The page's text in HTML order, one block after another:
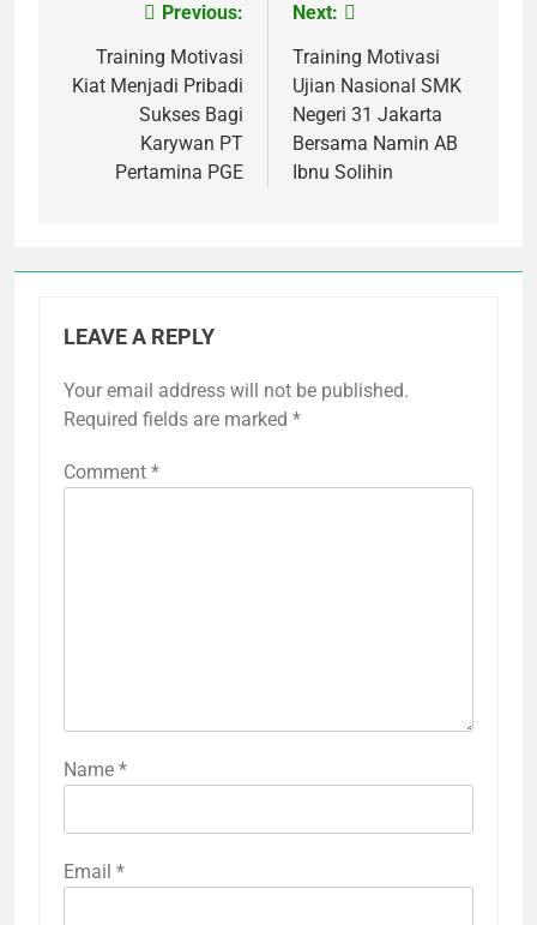
navigation
Previous:
Training Motivasi
Kiat Menjadi Pribadi
Sukses Bagi
Karywan PT
Pertamina PGE
Next:
Training Motivasi
Ujian Nasional SMK
Negeri 31 Jakarta
Bersama Namin AB
Ibnu Solihin
LEAVE A REPLY
Your email address will not be published.
Required fields are marked *
Comment *
Name *
Email *